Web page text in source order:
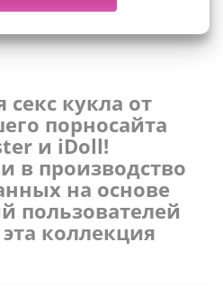
секс кукла от
порносайта
и iDoll!
в производство
на основе
пользователей
коллекция
получила